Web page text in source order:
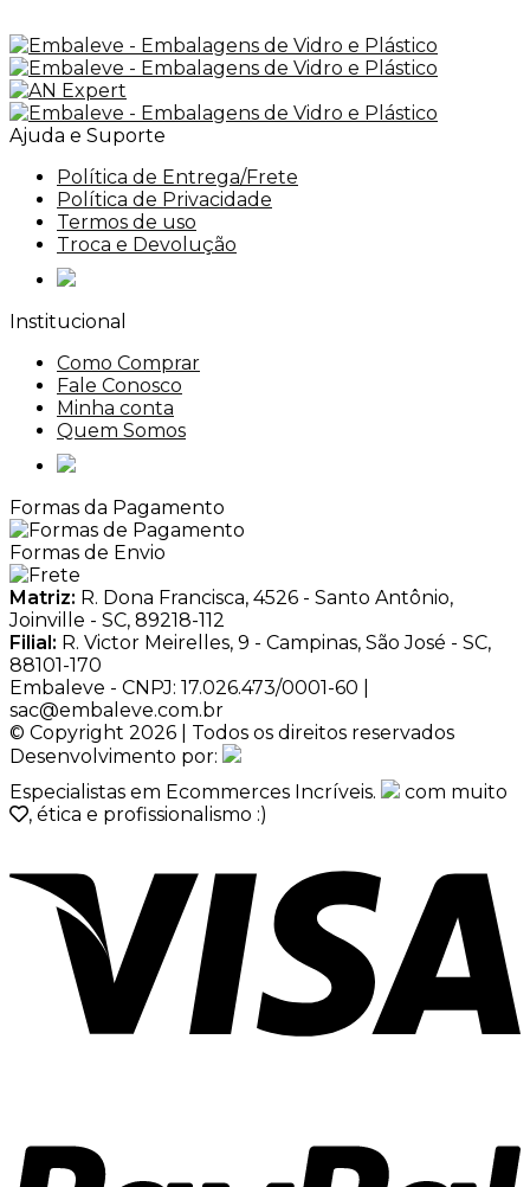
Ajuda e Suporte
Política de Entrega/Frete
Política de Privacidade
Termos de uso
Troca e Devolução
Institucional
Como Comprar
Fale Conosco
Minha conta
Quem Somos
Formas da Pagamento
Formas de Envio
Matriz: R. Dona Francisca, 4526 - Santo Antônio,
Joinville - SC, 89218-112
Filial: R. Victor Meirelles, 9 - Campinas, São José - SC,
88101-170
Embaleve - CNPJ: 17.026.473/0001-60 |
sac@embaleve.com.br
© Copyright 2026 | Todos os direitos reservados
Desenvolvimento por:
Especialistas em Ecommerces Incríveis.
com muito
, ética e profissionalismo :)